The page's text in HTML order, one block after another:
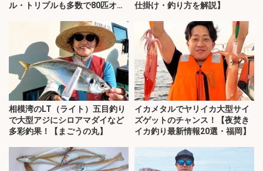
ル・トリプルも多数で80匹オー
仕掛け・釣り方を解説】
相模湾のLT（ライト）五目釣り
で大型アジにシロアマダイなど
多彩釣果！【まごうの丸】
イカメタルでヤリイカ大型サイ
ズゲットのチャンス！【夜焚き
イカ釣り最新情報20選・福岡】